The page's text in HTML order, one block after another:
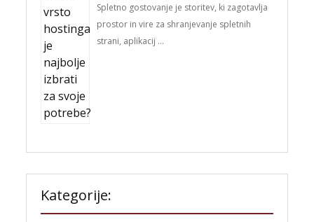
Spletno gostovanje je storitev, ki zagotavlja
prostor in vire za shranjevanje spletnih
strani, aplikacij …
Kategorije: